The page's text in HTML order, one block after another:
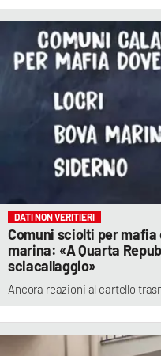
DATI NON VERITIERI
Comuni sciolti per mafia
marina: «A Quarta
sciacallaggio»
Ancora reazioni al cartello